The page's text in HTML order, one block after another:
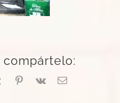
TumblrPinterest
Vk
Correo